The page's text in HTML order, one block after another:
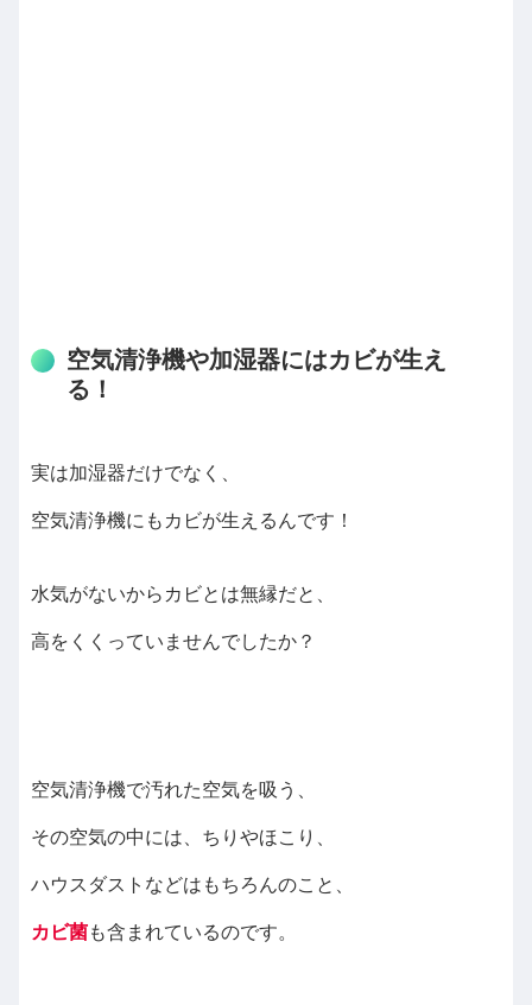
空気清浄機や加湿器にはカビが生え
る！
実は加湿器だけでなく、
空気清浄機にもカビが生えるんです！
水気がないからカビとは無縁だと、
高をくくっていませんでしたか？
空気清浄機で汚れた空気を吸う、
その空気の中には、ちりやほこり、
ハウスダストなどはもちろんのこと、
カビ菌も含まれているのです。